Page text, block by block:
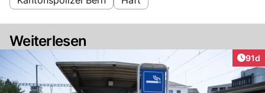
Weiterlesen
91d